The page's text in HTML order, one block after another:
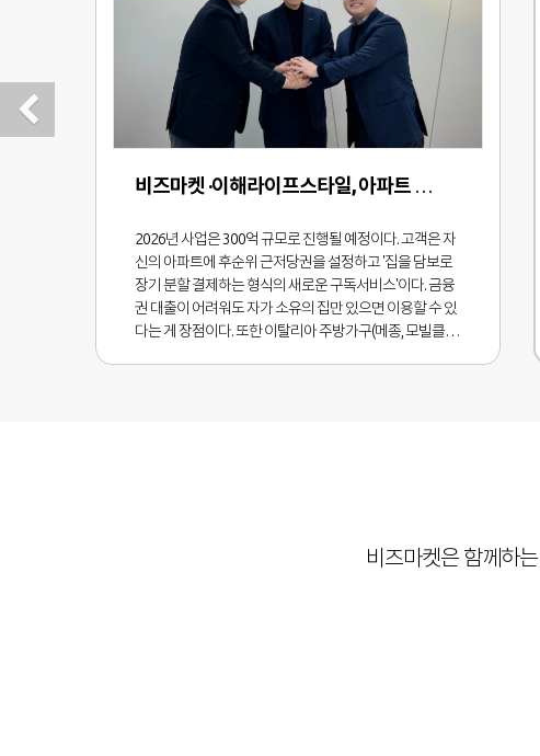
비즈마켓 ·이해라이프스타일, 아파트 인테리어 혁신 협약
2026년 사업은 300억 규모로 진행될 예정이다. 고객은 자
신의 아파트에 후순위 근저당권을 설정하고 '집을 담보로
장기 분할 결제하는 형식의 새로운 구독서비스'이다. 금융
권 대출이 어려워도 자가 소유의 집만 있으면 이용할 수 있
다는 게 장점이다. 또한 이탈리아 주방가구(메종, 모빌클란)
내고 나중에 소유하는 방식이다. 두 번째는 집주인이 세입
Previous
비즈마켓은 함께하는